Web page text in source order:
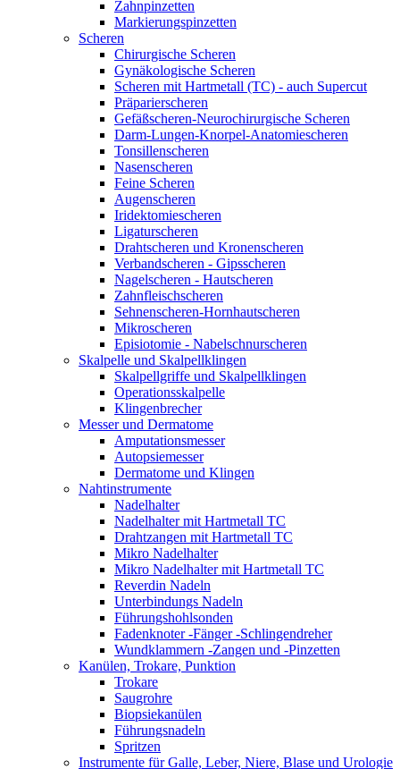
Zahnpinzetten
Markierungspinzetten
Scheren
Chirurgische Scheren
Gynäkologische Scheren
Scheren mit Hartmetall (TC) - auch Supercut
Präparierscheren
Gefäßscheren-Neurochirurgische Scheren
Darm-Lungen-Knorpel-Anatomiescheren
Tonsillenscheren
Nasenscheren
Feine Scheren
Augenscheren
Iridektomiescheren
Ligaturscheren
Drahtscheren und Kronenscheren
Verbandscheren - Gipsscheren
Nagelscheren - Hautscheren
Zahnfleischscheren
Sehnenscheren-Hornhautscheren
Mikroscheren
Episiotomie - Nabelschnurscheren
Skalpelle und Skalpellklingen
Skalpellgriffe und Skalpellklingen
Operationsskalpelle
Klingenbrecher
Messer und Dermatome
Amputationsmesser
Autopsiemesser
Dermatome und Klingen
Nahtinstrumente
Nadelhalter
Nadelhalter mit Hartmetall TC
Drahtzangen mit Hartmetall TC
Mikro Nadelhalter
Mikro Nadelhalter mit Hartmetall TC
Reverdin Nadeln
Unterbindungs Nadeln
Führungshohlsonden
Fadenknoter -Fänger -Schlingendreher
Wundklammern -Zangen und -Pinzetten
Kanülen, Trokare, Punktion
Trokare
Saugrohre
Biopsiekanülen
Führungsnadeln
Spritzen
Instrumente für Galle, Leber, Niere, Blase und Urologie